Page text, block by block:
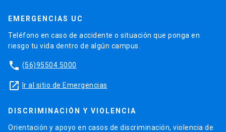
EMERGENCIAS UC
Teléfono en caso de accidente o situación que ponga en
riesgo tu vida dentro de algún campus.
phone (56)95504 5000
launch Ir al sitio de Emergencias
DISCRIMINACIÓN Y VIOLENCIA
Orientación y apoyo en casos de discriminación, violencia de